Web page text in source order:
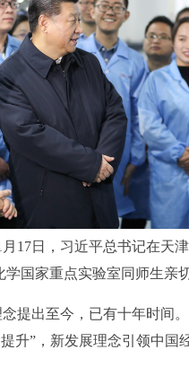
日，习近平总书记在天
学国家重点实验室同师生亲
出至今，已有十年时间。
升”，新发展理念引领中国